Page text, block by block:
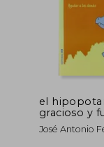
el
gracioso y
José Antonio